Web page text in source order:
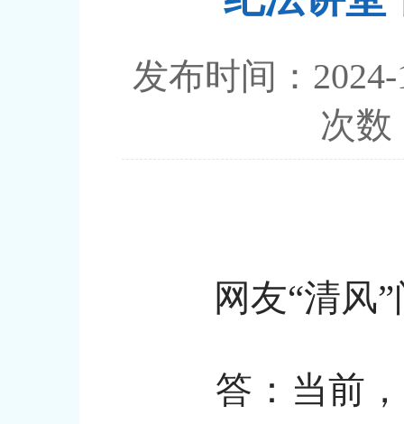
发布时间：
次
网友“清风”
答：当前，